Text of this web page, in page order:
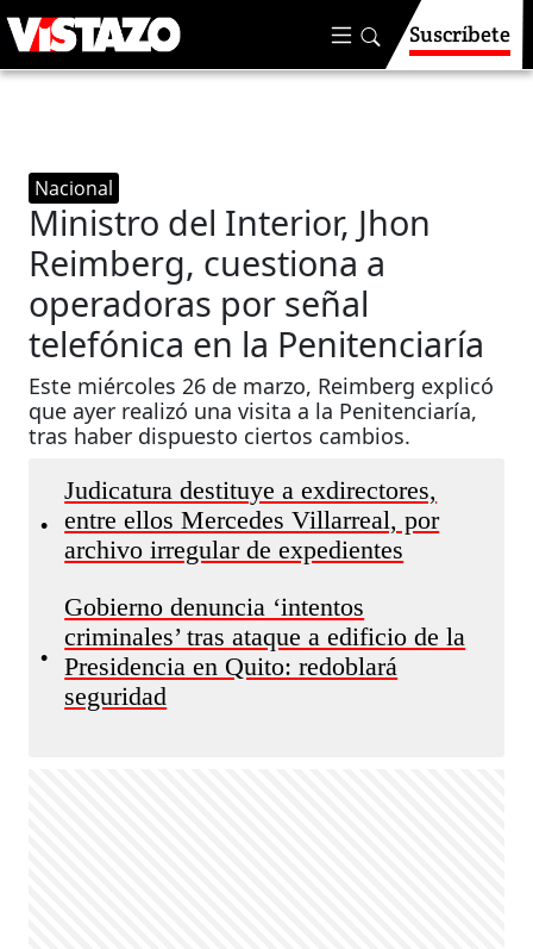
Suscríbete
Nacional
Ministro del Interior, Jhon
Reimberg, cuestiona a
operadoras por señal
telefónica en la Penitenciaría
Este miércoles 26 de marzo, Reimberg explicó
que ayer realizó una visita a la Penitenciaría,
tras haber dispuesto ciertos cambios.
•
Judicatura destituye a exdirectores,
entre ellos Mercedes Villarreal, por
archivo irregular de expedientes
•
Gobierno denuncia ‘intentos
criminales’ tras ataque a edificio de la
Presidencia en Quito: redoblará
seguridad